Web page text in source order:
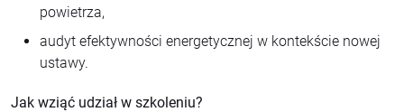
powietrza,
audyt efektywności energetycznej w kontekście nowej
ustawy.
Jak wziąć udział w szkoleniu?